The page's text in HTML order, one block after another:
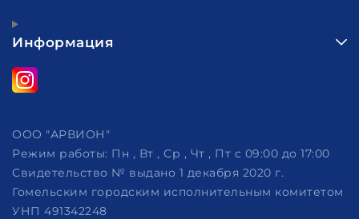
Информация
ООО "АРВИОН"
Режим работы: Пн , Вт , Ср , Чт , Пт c 09:00 до 17:00
Свидетельство № выдано 1 декабря 2020 г.
Гомельским городским исполнительным комитетом
УНП 491342248